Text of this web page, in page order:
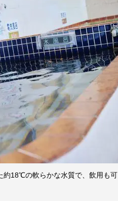
約18℃の軟らかな水質で、飲用も可